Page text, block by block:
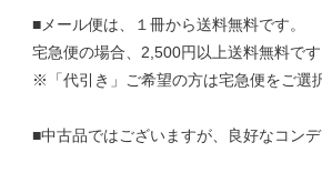
■メール便は、１冊から送料無料です。
宅急便の場合、2,500円以上送料無料です
※「代引き」ご希望の方は宅急便をご選
■中古品ではございますが、良好なコンデ